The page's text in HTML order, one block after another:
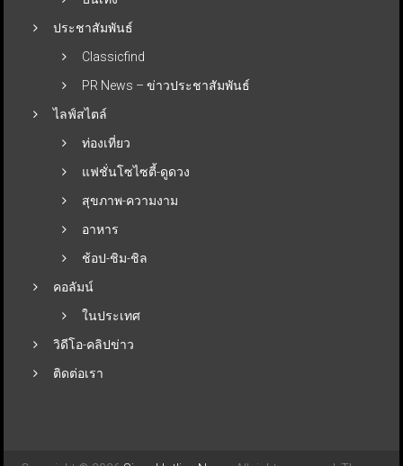
ประชาสัมพันธ์
Classicfind
PR News – ข่าวประชาสัมพันธ์
ไลฟ์สไตล์
ท่องเที่ยว
แฟชั่นโซไซตี้-ดูดวง
สุขภาพ-ความงาม
อาหาร
ช้อป-ชิม-ชิล
คอลัมน์
ในประเทศ
วิดีโอ-คลิปข่าว
ติดต่อเรา